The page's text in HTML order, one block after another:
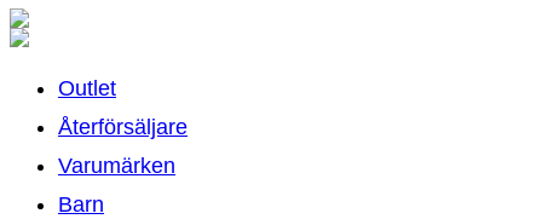
Outlet
Återförsäljare
Varumärken
Barn